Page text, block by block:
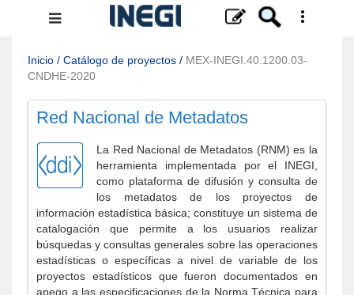
Menú
navegación
Inicio / Catálogo de proyectos / MEX-INEGI.40.1200.03-
CNDHE-2020
Red Nacional de Metadatos
La Red Nacional de Metadatos (RNM) es la
herramienta implementada por el INEGI,
como plataforma de difusión y consulta de
los metadatos de los proyectos de
información estadística básica; constituye un sistema de
catalogación que permite a los usuarios realizar
búsquedas y consultas generales sobre las operaciones
estadísticas o específicas a nivel de variable de los
proyectos estadísticos que fueron documentados en
apego a las especificaciones de la Norma Técnica para